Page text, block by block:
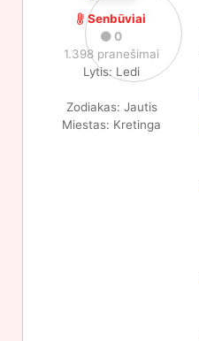
Senbūviai
0
1.398 pranešimai
Lytis: Ledi
Zodiakas: Jautis
Miestas: Kretinga